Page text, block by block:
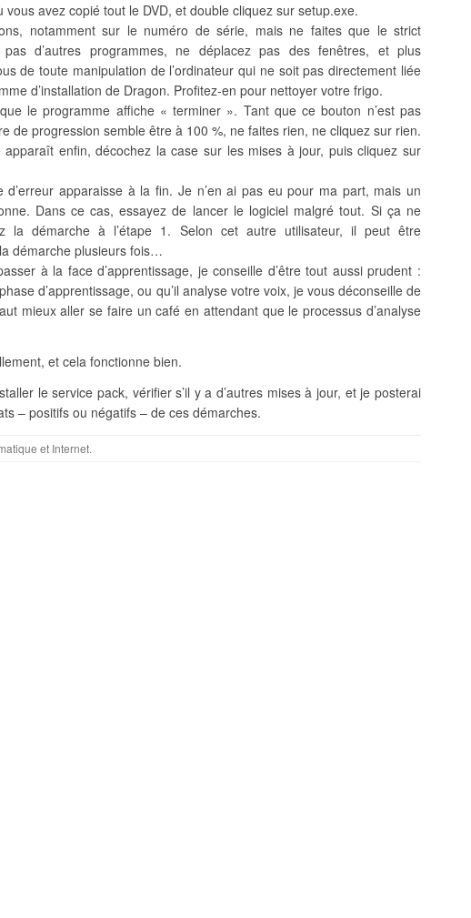
vous avez copié tout le DVD, et double cliquez sur setup.exe.
notamment sur le numéro de série, mais ne faites que le strict
d’autres programmes, ne déplacez pas des fenêtres, et plus
de toute manipulation de l’ordinateur qui ne soit pas directement liée
d’installation de Dragon. Profitez-en pour nettoyer votre frigo.
le programme affiche « terminer ». Tant que ce bouton n’est pas
de progression semble être à 100 %, ne faites rien, ne cliquez sur rien.
enfin, décochez la case sur les mises à jour, puis cliquez sur
d’erreur apparaisse à la fin. Je n’en ai pas eu pour ma part, mais un
Dans ce cas, essayez de lancer le logiciel malgré tout. Si ça ne
la démarche à l’étape 1. Selon cet autre utilisateur, il peut être
démarche plusieurs fois…
à la face d’apprentissage, je conseille d’être tout aussi prudent :
d’apprentissage, ou qu’il analyse votre voix, je vous déconseille de
mieux aller se faire un café en attendant que le processus d’analyse
et cela fonctionne bien.
le service pack, vérifier s’il y a d’autres mises à jour, et je posterai
– positifs ou négatifs – de ces démarches.
et Internet.